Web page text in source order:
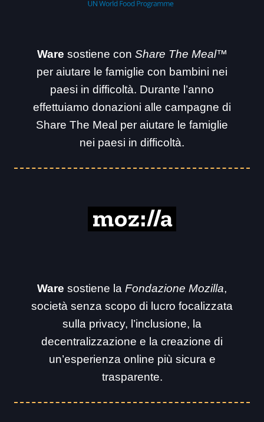
Ware sostiene con Share The Meal™
per aiutare le famiglie con bambini nei
paesi in difficoltà. Durante l’anno
effettuiamo donazioni alle campagne di
Share The Meal per aiutare le famiglie
nei paesi in difficoltà.
Ware sostiene la Fondazione Mozilla,
società senza scopo di lucro focalizzata
sulla privacy, l’inclusione, la
decentralizzazione e la creazione di
un’esperienza online più sicura e
trasparente.